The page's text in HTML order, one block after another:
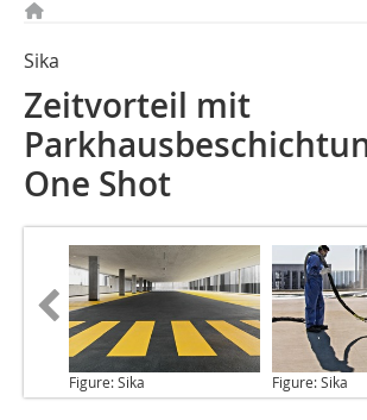
Sika
Zeitvorteil mit
One Shot
Figure: Sika Figure: Sika